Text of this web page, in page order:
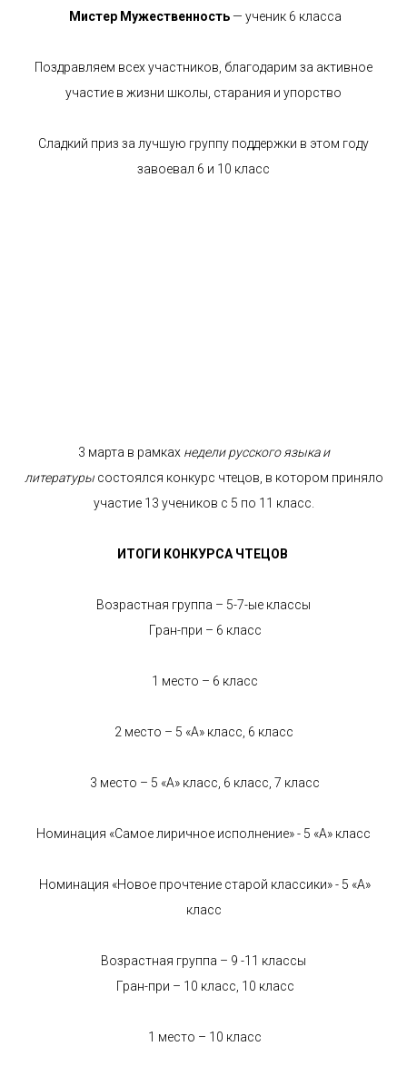
Мистер Мужественность— ученик 6 класса
Поздравляем всех участников, благодарим за активное
участие в жизни школы, старания и упорство
Сладкий приз за лучшую группу поддержки в этом году
завоевал 6 и 10 класс
3 марта в рамках недели русского языка и
литературысостоялся конкурс чтецов, в котором приняло
участие 13 учеников с 5 по 11 класс.
ИТОГИ КОНКУРСА ЧТЕЦОВ
Возрастная группа – 5-7-ые классы
Гран-при – 6 класс
1 место – 6 класс
2 место – 5 «А» класс, 6 класс
3 место – 5 «А» класс, 6 класс, 7 класс
Номинация «Самое лиричное исполнение» - 5 «А» класс
Номинация «Новое прочтение старой классики» - 5 «А»
класс
Возрастная группа – 9 -11 классы
Гран-при – 10 класс, 10 класс
1 место – 10 класс